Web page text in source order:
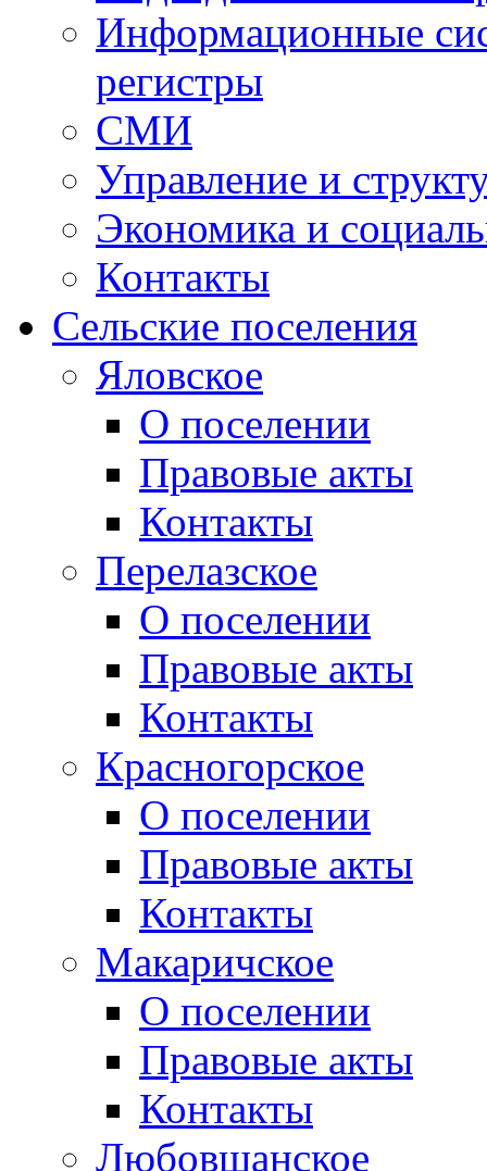
Информационные
регистры
СМИ
Управление и
Экономика и
Контакты
Сельские поселения
Яловское
О поселении
Правовые акты
Контакты
Перелазское
О поселении
Правовые акты
Контакты
Красногорское
О поселении
Правовые акты
Контакты
Макаричское
О поселении
Правовые акты
Контакты
Любовшанское